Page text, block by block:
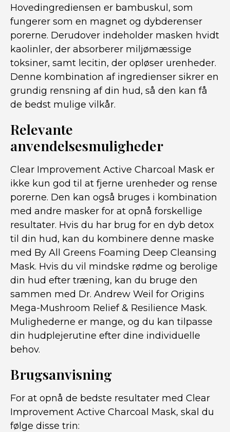
Hovedingrediensen er bambuskul, som
fungerer som en magnet og dybderenser
porerne. Derudover indeholder masken hvidt
kaolinler, der absorberer miljømæssige
toksiner, samt lecitin, der opløser urenheder.
Denne kombination af ingredienser sikrer en
grundig rensning af din hud, så den kan få
de bedst mulige vilkår.
Relevante
anvendelsesmuligheder
Clear Improvement Active Charcoal Mask er
ikke kun god til at fjerne urenheder og rense
porerne. Den kan også bruges i kombination
med andre masker for at opnå forskellige
resultater. Hvis du har brug for en dyb detox
til din hud, kan du kombinere denne maske
med By All Greens Foaming Deep Cleansing
Mask. Hvis du vil mindske rødme og berolige
din hud efter træning, kan du bruge den
sammen med Dr. Andrew Weil for Origins
Mega-Mushroom Relief & Resilience Mask.
Mulighederne er mange, og du kan tilpasse
din hudplejerutine efter dine individuelle
behov.
Brugsanvisning
For at opnå de bedste resultater med Clear
Improvement Active Charcoal Mask, skal du
følge disse trin: